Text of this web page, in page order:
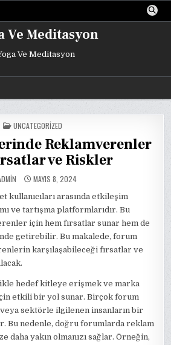
Ve Meditasyon
Ve Meditasyon
POSTED
IN
UNCATEGORIZED
Reklamverenler
ve Riskler
MAYIS 8, 2024
kullanıcıları arasında etkileşim
ve tartışma platformlarıdır. Bu
için hem fırsatlar sunar hem de
getirebilir. Bu makalede, forum
karşılaşabileceği fırsatlar ve
hedef kitleye erişmek ve marka
etkili bir yol sunar. Birçok forum
sektörle ilgilenen insanların bir
Bu nedenle, doğru forumlarda reklam
daha yakın olmanızı sağlar. Örneğin,